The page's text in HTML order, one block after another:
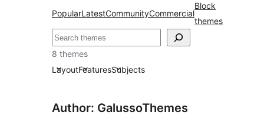
PopularLatestCommunityCommercial
Block
themes
Пошук
8 themes
LayoutFeaturesSubjects
Author: GalussoThemes